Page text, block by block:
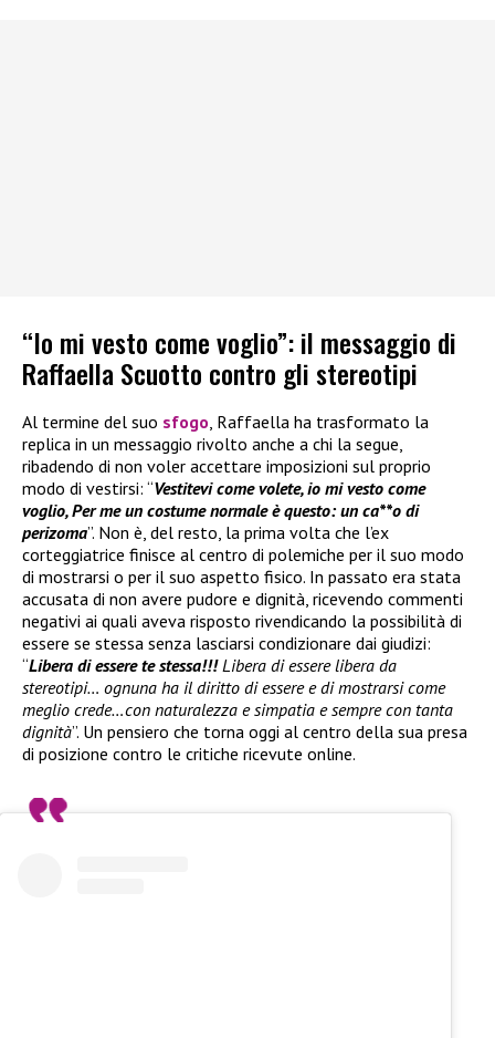
“Io mi vesto come voglio”: il messaggio di
Raffaella Scuotto contro gli stereotipi
Al termine del suo sfogo , Raffaella ha trasformato la
replica in un messaggio rivolto anche a chi la segue,
ribadendo di non voler accettare imposizioni sul proprio
modo di vestirsi: “Vestitevi come volete, io mi vesto come
voglio, Per me un costume normale è questo: un ca**o di
perizoma”. Non è, del resto, la prima volta che l’ex
corteggiatrice finisce al centro di polemiche per il suo modo
di mostrarsi o per il suo aspetto fisico. In passato era stata
accusata di non avere pudore e dignità, ricevendo commenti
negativi ai quali aveva risposto rivendicando la possibilità di
essere se stessa senza lasciarsi condizionare dai giudizi:
“Libera di essere te stessa!!!Libera di essere libera da
stereotipi… ognuna ha il diritto di essere e di mostrarsi come
meglio crede…con naturalezza e simpatia e sempre con tanta
dignità”. Un pensiero che torna oggi al centro della sua presa
di posizione contro le critiche ricevute online.